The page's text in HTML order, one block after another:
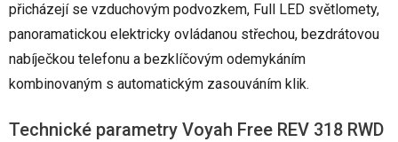
přicházejí se vzduchovým podvozkem, Full LED světlomety,
panoramatickou elektricky ovládanou střechou, bezdrátovou
nabíječkou telefonu a bezklíčovým odemykáním
kombinovaným s automatickým zasouváním klik.
Technické parametry Voyah Free REV 318 RWD